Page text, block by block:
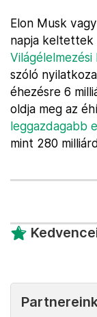
Elon Musk
napja keltettek
szóló
éhezésre 6
oldja meg az
leggazdagabb
mint 280